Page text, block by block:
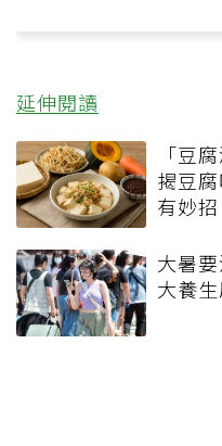
延伸閱讀
「豆
揭豆
有妙招
大暑
大養